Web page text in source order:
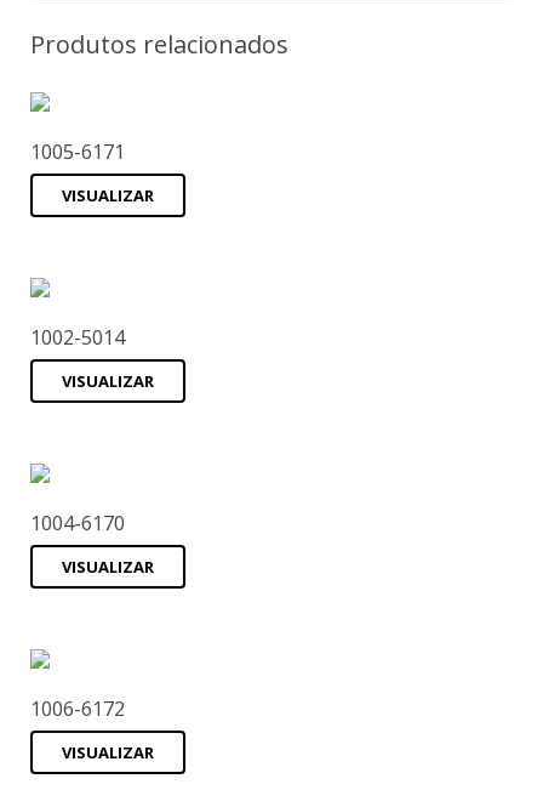
Produtos relacionados
1005-6171
VISUALIZAR
1002-5014
VISUALIZAR
1004-6170
VISUALIZAR
1006-6172
VISUALIZAR